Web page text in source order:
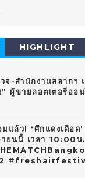
HIGHLIGHT
วจ-สำนักงานสลากฯ
” ผู้ขายลอตเตอรี่ออ
แล้ว! ‘ศึกแดงเดือด
ายนนี้ เวลา 10:00